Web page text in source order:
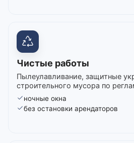
Чистые работы
Пылеулавливание, защитные
строительного мусора по
ночные окна
без остановки арендаторов